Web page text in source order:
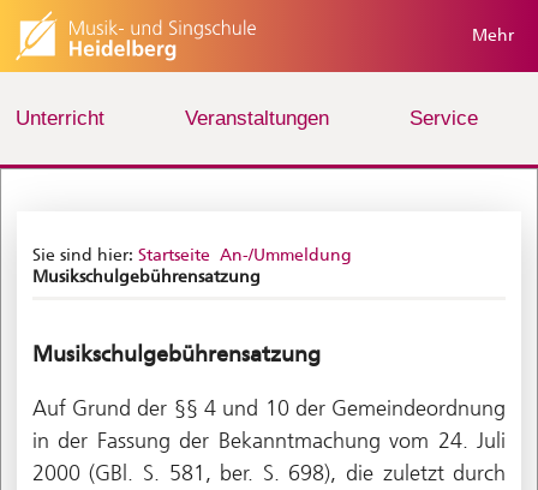
Mehr
Unterricht Veranstaltungen Service
Sie sind hier: Startseite An-/Ummeldung
Musikschulgebührensatzung
Musikschulgebührensatzung
Auf Grund der §§ 4 und 10 der Gemeindeordnung
in der Fassung der Bekanntmachung vom 24. Juli
2000 (GBl. S. 581, ber. S. 698), die zuletzt durch